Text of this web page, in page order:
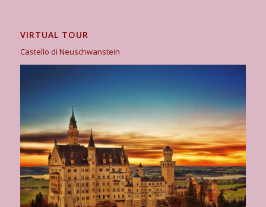
VIRTUAL TOUR
Castello di Neuschwanstein